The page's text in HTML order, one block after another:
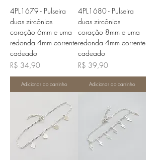
4PL1679 - Pulseira
duas zircônias
coração 6mm e uma
redonda 4mm corrente
cadeado
Preço
R$ 34,90
Adicionar ao carrinho
4PL1680 - Pulseira
duas zircônias
coração 8mm e uma
redonda 4mm corrente
cadeado
Preço
R$ 39,90
Adicionar ao carrinho